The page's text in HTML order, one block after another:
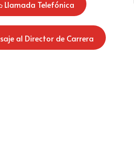
Llamada Telefónica
al Director de Carrera